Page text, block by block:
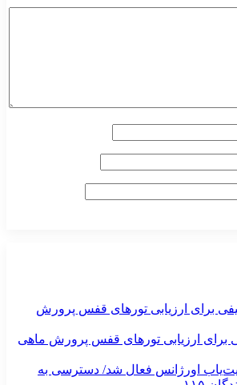
ارزیابی تورهای قفس پرورش ماهی